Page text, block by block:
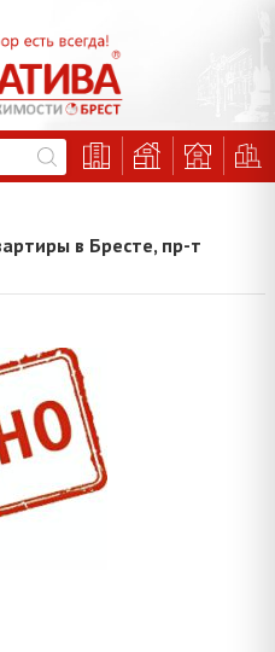
в Бресте, пр-т